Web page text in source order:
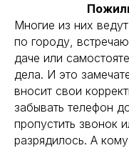
Многие из них
по городу,
даче или
дела. И это
вносит свои
забывать телефон
пропустить звонок
разрядилось. А